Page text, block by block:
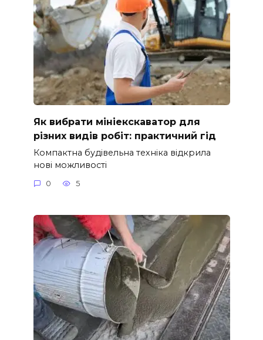
Як вибрати мініекскаватор для
різних видів робіт: практичний гід
Компактна будівельна техніка відкрила
нові можливості
0 5